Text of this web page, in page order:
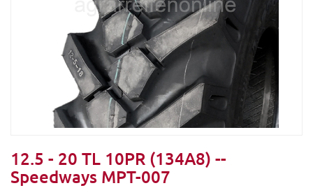
12.5 - 20 TL 10PR (134A8) --
Speedways MPT-007